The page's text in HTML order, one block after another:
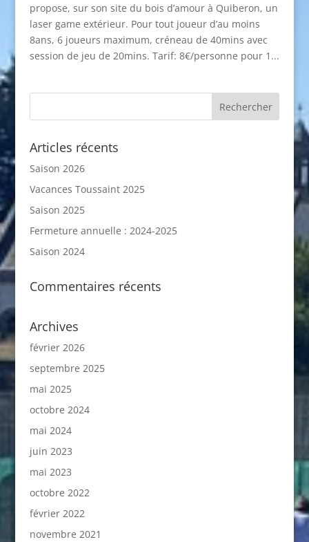
propose, sur son site du bois d’amour à Quiberon, un
laser game extérieur. Pour tout joueur d’au moins
8ans, 6 joueurs maximum, créneau de 40mins avec
session de jeu de 20mins. Tarif: 8€/personne pour 1...
Articles récents
Saison 2026
Vacances Toussaint 2025
Saison 2025
Fermeture annuelle : 2024-2025
Saison 2024
Commentaires récents
Archives
février 2026
septembre 2025
mai 2025
octobre 2024
mai 2024
juin 2023
mai 2023
octobre 2022
février 2022
novembre 2021